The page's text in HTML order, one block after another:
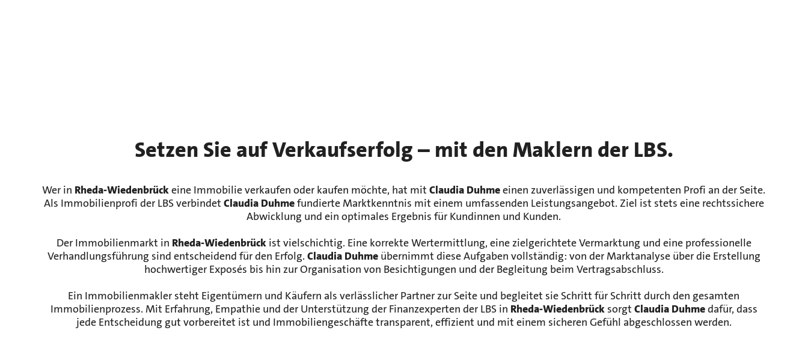
Setzen Sie auf Verkaufserfolg – mit den Maklern der LBS.
Wer in Rheda-Wiedenbrückeine Immobilie verkaufen oder kaufen möchte, hat mitClaudia Duhmeeinen zuverlässigen und kompetenten Profi an der Seite.
Als Immobilienprofi der LBS verbindet Claudia Duhmefundierte Marktkenntnis mit einem umfassenden Leistungsangebot. Ziel ist stets eine rechtssichere
Abwicklung und ein optimales Ergebnis für Kundinnen und Kunden.
Der Immobilienmarkt in Rheda-Wiedenbrückist vielschichtig. Eine korrekte Wertermittlung, eine zielgerichtete Vermarktung und eine professionelle
Verhandlungsführung sind entscheidend für den Erfolg. Claudia Duhmeübernimmt diese Aufgaben vollständig: von der Marktanalyse über die Erstellung
hochwertiger Exposés bis hin zur Organisation von Besichtigungen und der Begleitung beim Vertragsabschluss.
Ein Immobilienmakler steht Eigentümern und Käufern als verlässlicher Partner zur Seite und begleitet sie Schritt für Schritt durch den gesamten
Immobilienprozess. Mit Erfahrung, Empathie und der Unterstützung der Finanzexperten der LBS in Rheda-Wiedenbrücksorgt Claudia Duhmedafür, dass
jede Entscheidung gut vorbereitet ist und Immobiliengeschäfte transparent, effizient und mit einem sicheren Gefühl abgeschlossen werden.